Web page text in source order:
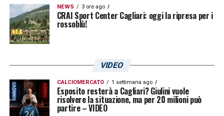
NEWS 3 ore ago
CRAI Sport Center Cagliari: oggi la ripresa per i
rossoblù!
VIDEO
CALCIOMERCATO 1 settimana ago
Esposito resterà a Cagliari? Giulini vuole
risolvere la situazione, ma per 20 milioni può
partire – VIDEO